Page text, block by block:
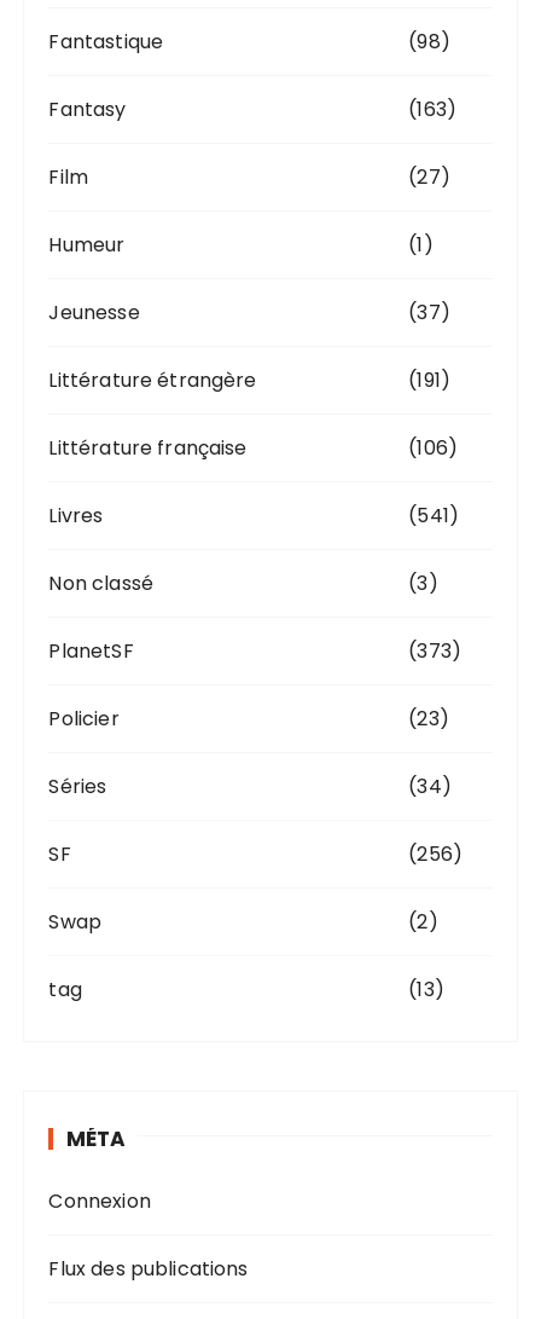
Fantastique (98)
Fantasy (163)
Film (27)
Humeur (1)
Jeunesse (37)
Littérature étrangère (191)
Littérature française (106)
Livres (541)
Non classé (3)
PlanetSF (373)
Policier (23)
Séries (34)
SF (256)
Swap (2)
tag (13)
MÉTA
Connexion
Flux des publications